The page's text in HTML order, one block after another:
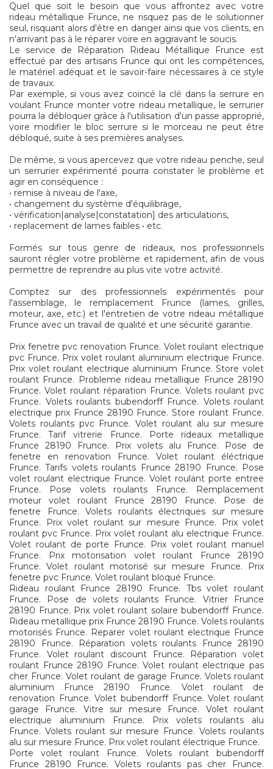
Quel que soit le besoin que vous affrontez avec votre
rideau métallique Frunce, ne risquez pas de le solutionner
seul, risquant alors d'être en danger ainsi que vos clients, en
n'arrivant pas à le réparer voire en aggravant le soucis.
Le service de Réparation Rideau Métallique Frunce est
effectué par des artisans Frunce qui ont les compétences,
le matériel adéquat et le savoir-faire nécessaires à ce style
de travaux.
Par exemple, si vous avez coincé la clé dans la serrure en
voulant Frunce monter votre rideau metallique, le serrurier
pourra la débloquer grâce à l'utilisation d'un passe approprié,
voire modifier le bloc serrure si le morceau ne peut être
débloqué, suite à ses premières analyses.
De même, si vous apercevez que votre rideau penche, seul
un serrurier expérimenté pourra constater le problème et
agir en conséquence :
• remise à niveau de l'axe,
• changement du système d'équilibrage,
• vérification|analyse|constatation] des articulations,
• replacement de lames faibles • etc.
Formés sur tous genre de rideaux, nos professionnels
sauront régler votre problème et rapidement, afin de vous
permettre de reprendre au plus vite votre activité.
Comptez sur des professionnels expérimentés pour
l'assemblage, le remplacement Frunce (lames, grilles,
moteur, axe, etc.) et l'entretien de votre rideau métallique
Frunce avec un travail de qualité et une sécurité garantie.
Prix fenetre pvc renovation Frunce. Volet roulant electrique
pvc Frunce. Prix volet roulant aluminium electrique Frunce.
Prix volet roulant electrique aluminium Frunce. Store volet
roulant Frunce. Probleme rideau metallique Frunce 28190
Frunce. Volet roulant réparation Frunce. Volets roulant pvc
Frunce. Volets roulants bubendorff Frunce. Volets roulant
electrique prix Frunce 28190 Frunce. Store roulant Frunce.
Volets roulants pvc Frunce. Volet roulant alu sur mesure
Frunce. Tarif vitrerie Frunce. Porte rideaux metallique
Frunce 28190 Frunce. Prix volets alu Frunce. Pose de
fenetre en renovation Frunce. Volet roulant éléctrique
Frunce. Tarifs volets roulants Frunce 28190 Frunce. Pose
volet roulant electrique Frunce. Volet roulant porte entree
Frunce. Pose volets roulants Frunce. Remplacement
moteur volet roulant Frunce 28190 Frunce. Pose de
fenetre Frunce. Volets roulants électriques sur mesure
Frunce. Prix volet roulant sur mesure Frunce. Prix volet
roulant pvc Frunce. Prix volet roulant alu electrique Frunce.
Volet roulant de porte Frunce. Prix volet roulant manuel
Frunce. Prix motorisation volet roulant Frunce 28190
Frunce. Volet roulant motorisé sur mesure Frunce. Prix
fenetre pvc Frunce. Volet roulant bloqué Frunce.
Rideau roulant Frunce 28190 Frunce. Tbs volet roulant
Frunce. Pose de volets roulants Frunce. Vitrier Frunce
28190 Frunce. Prix volet roulant solaire bubendorff Frunce.
Rideau metallique prix Frunce 28190 Frunce. Volets roulants
motorisés Frunce. Reparer volet roulant electrique Frunce
28190 Frunce. Réparation volets roulants Frunce 28190
Frunce. Volet roulant discount Frunce. Réparation volet
roulant Frunce 28190 Frunce. Volet roulant electrique pas
cher Frunce. Volet roulant de garage Frunce. Volets roulant
aluminium Frunce 28190 Frunce. Volet roulant de
renovation Frunce. Volet bubendorff Frunce. Volet roulant
garage Frunce. Vitre sur mesure Frunce. Volet roulant
electrique aluminium Frunce. Prix volets roulants alu
Frunce. Volets roulant sur mesure Frunce. Volets roulants
alu sur mesure Frunce. Prix volet roulant électrique Frunce.
Porte volet roulant Frunce. Volets roulant bubendorff
Frunce 28190 Frunce. Volets roulants pas cher Frunce.